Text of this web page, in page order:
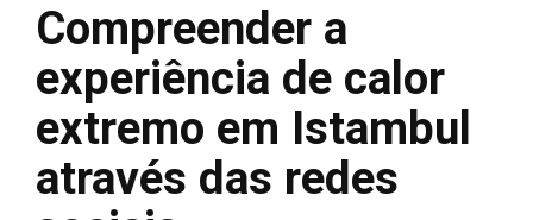
Compreender a
experiência de calor
extremo em Istambul
através das redes